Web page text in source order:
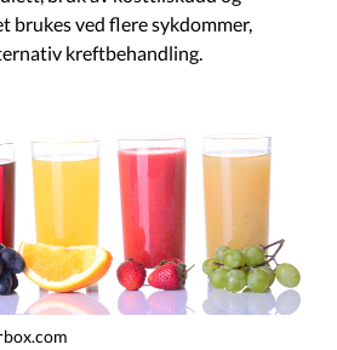
brukes ved flere sykdommer,
kreftbehandling.